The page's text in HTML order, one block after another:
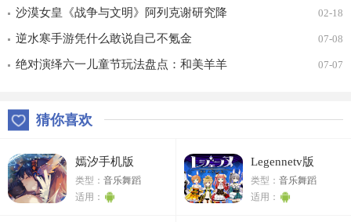
车合一 竞速飞升！
沙漠女皇《战争与文明》阿列克谢研究降
价
02-18
逆水寒手游凭什么敢说自己不氪金 07-08
绝对演绎六一儿童节玩法盘点：和美羊羊 07-07
猜你喜欢
嫣汐手机版
类型： 音乐舞蹈
适用：
Legennetv版
类型：音乐舞蹈
适用：